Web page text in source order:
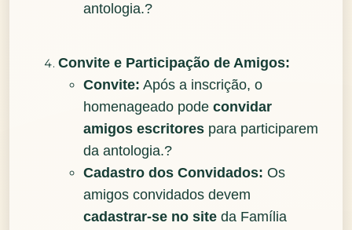
antologia.?
Convite e Participação de Amigos:
Convite: Após a inscrição, o
homenageado pode convidar
amigos escritores para participarem
da antologia.?
Cadastro dos Convidados: Os
amigos convidados devem
cadastrar-se no site da Família